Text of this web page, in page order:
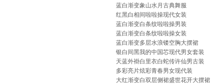
蓝白渐变象山水月古典舞服
红黑白相间啦啦操现代女装
蓝白渐变白条纹啦啦操男装
蓝白渐变白条纹啦啦操女装
蓝白渐变多层水浪镂空胸大摆裙
银白间黑我的中国芯现代男女套装
天蓝外褂白里衣白蛇传许仙男古装
多彩亮片炫彩青春男女现代装
大红渐变白双层侧裙盛世花开大摆裙